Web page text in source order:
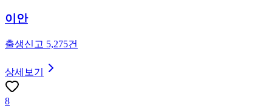
이안
출생신고 5,275건
상세보기
8